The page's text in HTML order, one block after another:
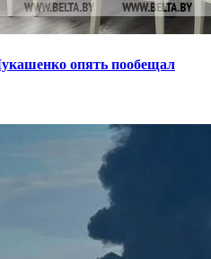
опять пообещал